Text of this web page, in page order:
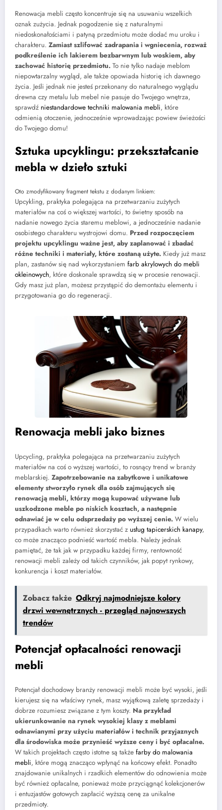
Renowacja mebli często koncentruje się na usuwaniu wszelkich
oznak zużycia. Jednak pogodzenie się z naturalnymi
niedoskonałościami i patyną przedmiotu może dodać mu uroku i
charakteru. Zamiast szlifować zadrapania i wgniecenia, rozważ
podkreślenie ich lakierem bezbarwnym lub woskiem, aby
zachować historię przedmiotu. To nie tylko nadaje meblom
niepowtarzalny wygląd, ale także opowiada historię ich dawnego
życia. Jeśli jednak nie jesteś przekonany do naturalnego wyglądu
drewna czy metalu lub mebel nie pasuje do Twojego wnętrza,
sprawdź niestandardowe techniki malowania mebli, które
odmienią otoczenie, jednocześnie wprowadzając powiew świeżości
do Twojego domu!
Sztuka upcyklingu: przekształcanie
mebla w dzieło sztuki
Oto zmodyfikowany fragment tekstu z dodanym linkiem:
Upcykling, praktyka polegająca na przetwarzaniu zużytych
materiałów na coś o większej wartości, to świetny sposób na
nadanie nowego życia staremu meblowi, a jednocześnie nadanie
osobistego charakteru wystrojowi domu. Przed rozpoczęciem
projektu upcyklingu ważne jest, aby zaplanować i zbadać
różne techniki i materiały, które zostaną użyte. Kiedy już masz
plan, zastanów się nad wykorzystaniem farb akrylowych do mebli
okleinowych, które doskonale sprawdzą się w procesie renowacji.
Gdy masz już plan, możesz przystąpić do demontażu elementu i
przygotowania go do regeneracji.
Renowacja mebli jako biznes
Upcycling, praktyka polegająca na przetwarzaniu zużytych
materiałów na coś o wyższej wartości, to rosnący trend w branży
meblarskiej. Zapotrzebowanie na zabytkowe i unikatowe
elementy stworzyło rynek dla osób zajmujących się
renowacją mebli, którzy mogą kupować używane lub
uszkodzone meble po niskich kosztach, a następnie
odnawiać je w celu odsprzedaży po wyższej cenie. W wielu
przypadkach warto również skorzystać z usług tapicerskich kanapy,
co może znacząco podnieść wartość mebla. Należy jednak
pamiętać, że tak jak w przypadku każdej firmy, rentowność
renowacji mebli zależy od takich czynników, jak popyt rynkowy,
konkurencja i koszt materiałów.
Zobacz także Odkryj najmodniejsze kolory
drzwi wewnętrznych - przegląd najnowszych
trendów
Potencjał opłacalności renowacji
mebli
Potencjał dochodowy branży renowacji mebli może być wysoki, jeśli
kierujesz się na właściwy rynek, masz wyjątkową zaletę sprzedaży i
dobrze rozumiesz związane z tym koszty. Na przykład
ukierunkowanie na rynek wysokiej klasy z meblami
odnawianymi przy użyciu materiałów i technik przyjaznych
dla środowiska może przynieść wyższe ceny i być opłacalne.
W takich projektach często istotne są także farby do malowania
mebli, które mogą znacząco wpłynąć na końcowy efekt. Ponadto
znajdowanie unikalnych i rzadkich elementów do odnowienia może
być również opłacalne, ponieważ może przyciągnąć kolekcjonerów
i entuzjastów gotowych zapłacić wyższą cenę za unikalne
przedmioty.